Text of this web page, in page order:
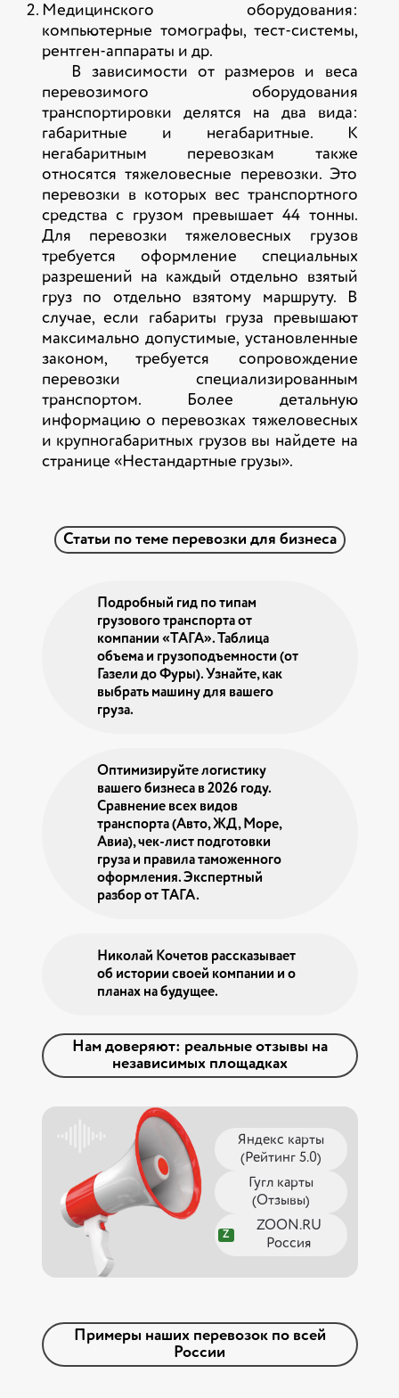
Медицинского оборудования:
компьютерные томографы, тест-системы,
рентген-аппараты и др.
В зависимости от размеров и веса
перевозимого оборудования
транспортировки делятся на два вида:
габаритные и негабаритные. К
негабаритным перевозкам также
относятся тяжеловесные перевозки. Это
перевозки в которых вес транспортного
средства с грузом превышает 44 тонны.
Для перевозки тяжеловесных грузов
требуется оформление специальных
разрешений на каждый отдельно взятый
груз по отдельно взятому маршруту. В
случае, если габариты груза превышают
максимально допустимые, установленные
законом, требуется сопровождение
перевозки специализированным
транспортом. Более детальную
информацию о перевозках тяжеловесных
и крупногабаритных грузов вы найдете на
странице «Нестандартные грузы».
Статьи по теме перевозки для бизнеса
Подробный гид по типам
грузового транспорта от
компании «ТАГА». Таблица
объема и грузоподъемности (от
Газели до Фуры). Узнайте, как
выбрать машину для вашего
груза.
Оптимизируйте логистику
вашего бизнеса в 2026 году.
Сравнение всех видов
транспорта (Авто, ЖД, Море,
Авиа), чек-лист подготовки
груза и правила таможенного
оформления. Экспертный
разбор от ТАГА.
Николай Кочетов рассказывает
об истории своей компании и о
планах на будущее.
Нам доверяют: реальные отзывы на
независимых площадках
Яндекс карты
(Рейтинг 5.0)
Гугл карты
(Отзывы)
Z
ZOON.RU
Россия
Примеры наших перевозок по всей
России